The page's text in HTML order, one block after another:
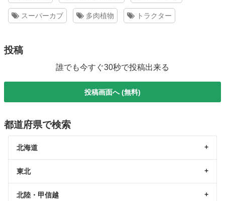
スーパーカブ 多肉植物 トラクター
投稿
誰でも今すぐ30秒で投稿出来る
投稿画面へ (無料)
都道府県で検索
北海道
東北
北陸・甲信越